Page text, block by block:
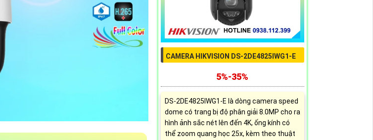
CAMERA HIKVISION DS-2DE4825IWG1-E
5%-35%
DS-2DE4825IWG1-E là dòng camera speed
dome có trang bị độ phân giải 8.0MP cho ra
hình ảnh sắc nét lên đến 4K, ống kính có
thể zoom quang học 25x, kèm theo thuật